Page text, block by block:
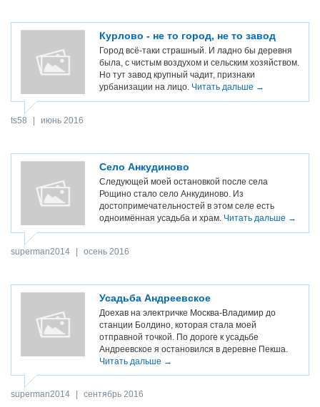
Курлово - не то город, не то завод
Город всё-таки страшный. И ладно бы деревня
была, с чистым воздухом и сельским хозяйством.
Но тут завод крупный чадит, признаки
урбанизации на лицо. Читать дальше →
ts58 июнь 2016
Село Анкудиново
Следующей моей остановкой после села
Рощино стало село Анкудиново. Из
достопримечательностей в этом селе есть
одноимённая усадьба и храм. Читать дальше →
superman2014 осень 2016
Усадьба Андреевское
Доехав на электричке Москва-Владимир до
станции Болдино, которая стала моей
отправной точкой. По дороге к усадьбе
Андреевское я остановился в деревне Пекша.
Читать дальше →
superman2014 сентябрь 2016